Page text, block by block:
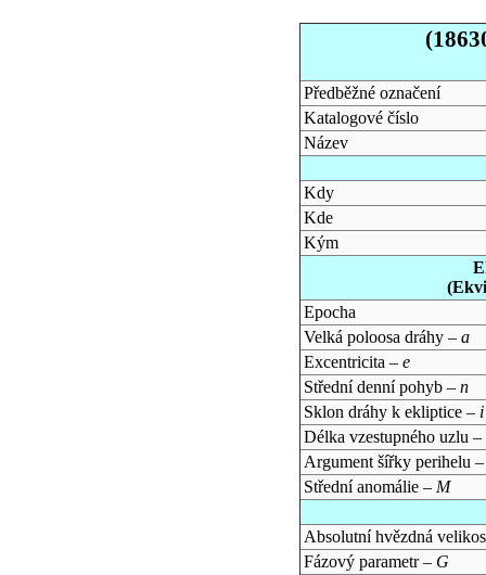
Předběžné označení
Katalogové číslo
Název
Kdy
Kde
Kým
Epocha
Velká poloosa dráhy – a
Excentricita – e
Střední denní pohyb – n
Sklon dráhy k ekliptice – i
Délka vzestupného uzlu –
Argument šířky perihelu
Střední anomálie – M
Absolutní hvězdná
Fázový parametr – G